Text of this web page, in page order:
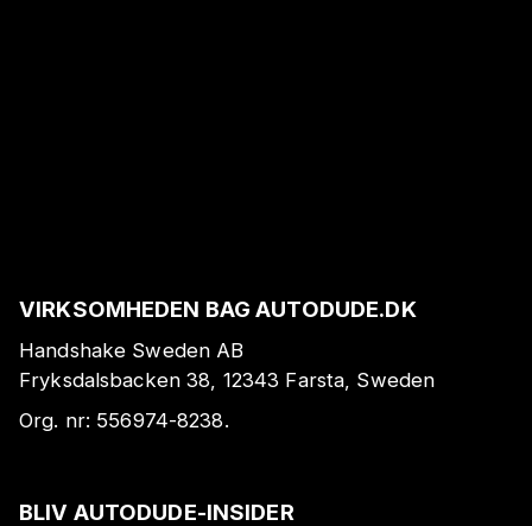
VIRKSOMHEDEN BAG AUTODUDE.DK
Handshake Sweden AB
Fryksdalsbacken 38, 12343 Farsta, Sweden
Org. nr: 556974-8238.
BLIV AUTODUDE-INSIDER